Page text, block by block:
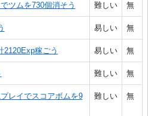
ツムを730個消そう 難しい 無
易しい 無
2120Exp稼ごう 易しい 無
難しい 無
レイでスコアボムを9
難しい 無